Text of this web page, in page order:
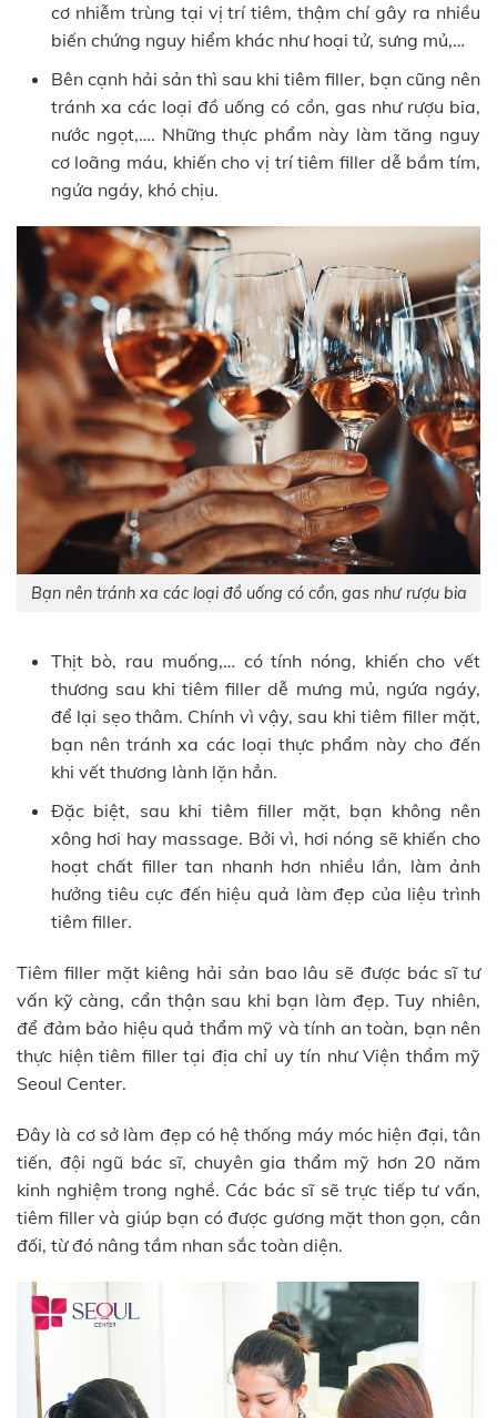
cơ nhiễm trùng tại vị trí tiêm, thậm chí gây ra nhiều
biến chứng nguy hiểm khác như hoại tử, sưng mủ,…
Bên cạnh hải sản thì sau khi tiêm filler, bạn cũng nên
tránh xa các loại đồ uống có cồn, gas như rượu bia,
nước ngọt,…. Những thực phẩm này làm tăng nguy
cơ loãng máu, khiến cho vị trí tiêm filler dễ bầm tím,
ngứa ngáy, khó chịu.
Bạn nên tránh xa các loại đồ uống có cồn, gas như rượu bia
Thịt bò, rau muống,… có tính nóng, khiến cho vết
thương sau khi tiêm filler dễ mưng mủ, ngứa ngáy,
để lại sẹo thâm. Chính vì vậy, sau khi tiêm filler mặt,
bạn nên tránh xa các loại thực phẩm này cho đến
khi vết thương lành lặn hẳn.
Đặc biệt, sau khi tiêm filler mặt, bạn không nên
xông hơi hay massage. Bởi vì, hơi nóng sẽ khiến cho
hoạt chất filler tan nhanh hơn nhiều lần, làm ảnh
hưởng tiêu cực đến hiệu quả làm đẹp của liệu trình
tiêm filler.
Tiêm filler mặt kiêng hải sản bao lâu sẽ được bác sĩ tư
vấn kỹ càng, cẩn thận sau khi bạn làm đẹp. Tuy nhiên,
để đảm bảo hiệu quả thẩm mỹ và tính an toàn, bạn nên
thực hiện tiêm filler tại địa chỉ uy tín như Viện thẩm mỹ
Seoul Center.
Đây là cơ sở làm đẹp có hệ thống máy móc hiện đại, tân
tiến, đội ngũ bác sĩ, chuyên gia thẩm mỹ hơn 20 năm
kinh nghiệm trong nghề. Các bác sĩ sẽ trực tiếp tư vấn,
tiêm filler và giúp bạn có được gương mặt thon gọn, cân
đối, từ đó nâng tầm nhan sắc toàn diện.